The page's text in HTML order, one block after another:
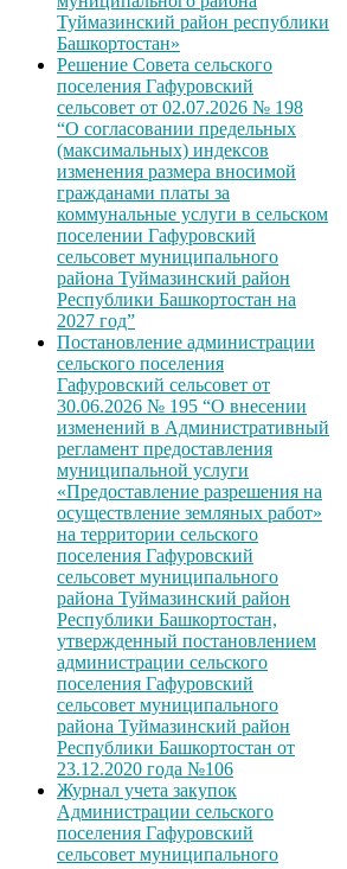
Туймазинский район республики
Башкортостан»
Решение Совета сельского
поселения Гафуровский
сельсовет от 02.07.2026 № 198
“О согласовании предельных
(максимальных) индексов
изменения размера вносимой
гражданами платы за
коммунальные услуги в сельском
поселении Гафуровский
сельсовет муниципального
района Туймазинский район
Республики Башкортостан на
2027 год”
Постановление администрации
сельского поселения
Гафуровский сельсовет от
30.06.2026 № 195 “О внесении
изменений в Административный
регламент предоставления
муниципальной услуги
«Предоставление разрешения на
осуществление земляных работ»
на территории сельского
поселения Гафуровский
сельсовет муниципального
района Туймазинский район
Республики Башкортостан,
утвержденный постановлением
администрации сельского
поселения Гафуровский
сельсовет муниципального
района Туймазинский район
Республики Башкортостан от
23.12.2020 года №106
Журнал учета закупок
Администрации сельского
поселения Гафуровский
сельсовет муниципального